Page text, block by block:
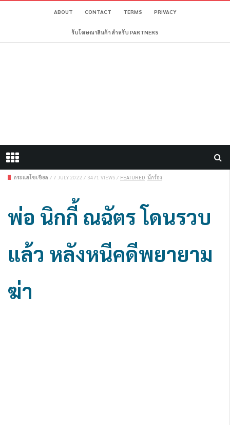
ABOUT CONTACT TERMS PRIVACY
รับโฆษณาสินค้า สำหรับ PARTNERS
กระแสโซเชียล / 7 JULY 2022 / 3471 VIEWS / FEATURED นักร้อง
พ่อ นิกกี้ ณฉัตร โดนรวบ
แล้ว หลังหนีคดีพยายาม
ฆ่า